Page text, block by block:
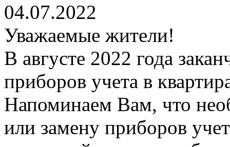
04.07.2022
Уважаемые жители!
В августе 2022 года
приборов учета в
Напоминаем Вам, что
или замену приборов